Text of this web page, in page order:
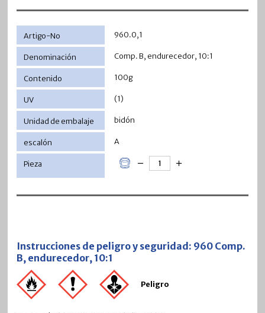
960.0,1
Comp. B, endurecedor, 10:1
100g
(1)
bidón
A
Instrucciones de peligro y seguridad: 960 Comp.
B, endurecedor, 10:1
Peligro